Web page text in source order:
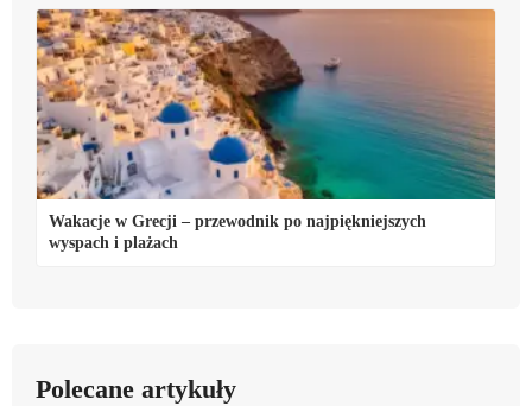
Wakacje w Grecji – przewodnik po najpiękniejszych
wyspach i plażach
Polecane artykuły